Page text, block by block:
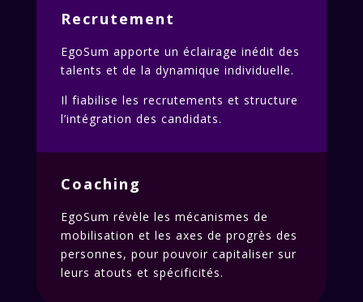
Recrutement
EgoSum apporte un éclairage inédit des
talents et de la dynamique individuelle.
Il fiabilise les recrutements et structure
l’intégration des candidats.
Coaching
EgoSum révèle les mécanismes de
mobilisation et les axes de progrès des
personnes, pour pouvoir capitaliser sur
leurs atouts et spécificités.